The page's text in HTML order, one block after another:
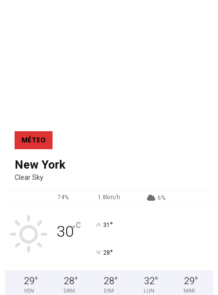
MÉTEO
New York
Clear Sky
74% 1.8km/h 6%
30°C 31 °
28°
29°
VEN
28°
SAM
28°
DIM
32°
LUN
29°
MAR